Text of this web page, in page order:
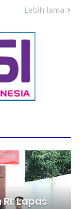
Lebih lama
Lapas